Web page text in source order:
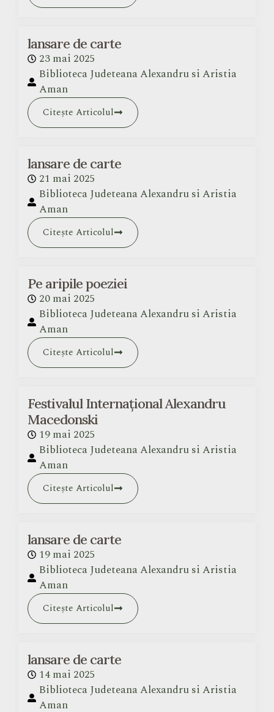
lansare de carte
23 mai 2025
Biblioteca Judeteana Alexandru si Aristia
Aman
Citește Articolul
lansare de carte
21 mai 2025
Biblioteca Judeteana Alexandru si Aristia
Aman
Citește Articolul
Pe aripile poeziei
20 mai 2025
Biblioteca Judeteana Alexandru si Aristia
Aman
Citește Articolul
Festivalul Internațional Alexandru
Macedonski
19 mai 2025
Biblioteca Judeteana Alexandru si Aristia
Aman
Citește Articolul
lansare de carte
19 mai 2025
Biblioteca Judeteana Alexandru si Aristia
Aman
Citește Articolul
lansare de carte
14 mai 2025
Biblioteca Judeteana Alexandru si Aristia
Aman